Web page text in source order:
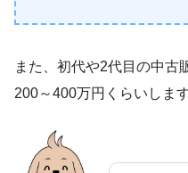
また、初代や2代目の中古
200～400万円くらいします